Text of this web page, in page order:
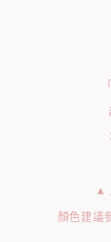
▲
顏色建議